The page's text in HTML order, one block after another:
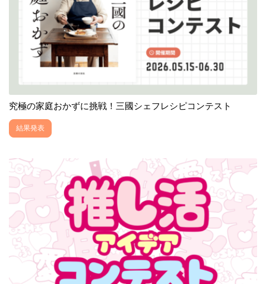
究極の家庭おかずに挑戦！三國シェフレシピコンテスト
結果発表